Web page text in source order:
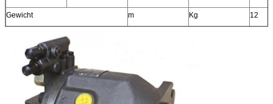
Gewicht m Kg 12